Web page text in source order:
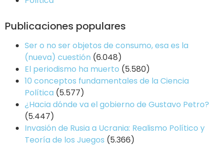
Publicaciones populares
Ser o no ser objetos de consumo, esa es la
(nueva) cuestión (6.048)
El periodismo ha muerto (5.580)
10 conceptos fundamentales de la Ciencia
Política (5.577)
¿Hacia dónde va el gobierno de Gustavo Petro?
(5.447)
Invasión de Rusia a Ucrania: Realismo Político y
Teoría de los Juegos (5.366)